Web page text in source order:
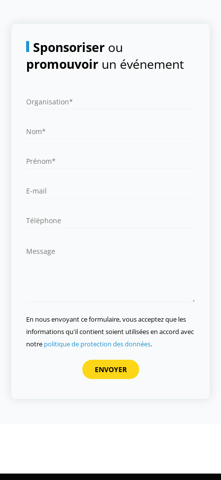
Sponsoriser ou
promouvoir un événement
En nous envoyant ce formulaire, vous acceptez que les
informations qu'il contient soient utilisées en accord avec
notre politique de protection des données.